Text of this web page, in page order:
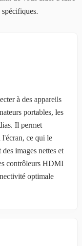
à des appareils
portables, les
Il permet
ce qui le
images nettes et
contrôleurs HDMI
optimale